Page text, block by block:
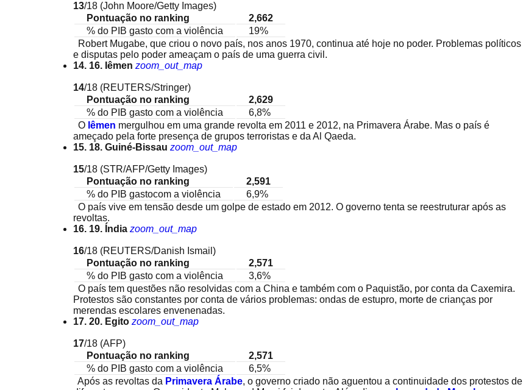
13/18 (John Moore/Getty Images)
Pontuação no ranking
2,662
% do PIB gasto com a violência
19%
Robert Mugabe, que criou o novo país, nos anos 1970, continua até hoje no poder. Problemas políticos
e disputas pelo poder ameaçam o país de uma guerra civil.
14. 16. Iêmen zoom_out_map
14/18 (REUTERS/Stringer)
Pontuação no ranking
2,629
% do PIB gasto com a violência
6,8%
O Iêmen mergulhou em uma grande revolta em 2011 e 2012, na Primavera Árabe. Mas o país é
ameçado pela forte presença de grupos terroristas e da Al Qaeda.
15. 18. Guiné-Bissau zoom_out_map
15/18 (STR/AFP/Getty Images)
Pontuação no ranking
2,591
% do PIB gastocom a violência
6,9%
O país vive em tensão desde um golpe de estado em 2012. O governo tenta se reestruturar após as
revoltas.
16. 19. Índia zoom_out_map
16/18 (REUTERS/Danish Ismail)
Pontuação no ranking
2,571
% do PIB gasto com a violência
3,6%
O país tem questões não resolvidas com a China e também com o Paquistão, por conta da Caxemira.
Protestos são constantes por conta de vários problemas: ondas de estupro, morte de crianças por
merendas escolares envenenadas.
17. 20. Egito zoom_out_map
17/18 (AFP)
Pontuação no ranking
2,571
% do PIB gasto com a violência
6,5%
Após as revoltas da Primavera Árabe, o governo criado não aguentou a continuidade dos protestos de